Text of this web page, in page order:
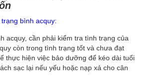
bình acquy:
acquy, cần phải kiểm tra tình trạng của
còn trong tình trạng tốt và chưa đạt
thực hiện việc bảo dưỡng để kéo dài tuổi
sạc lại nếu yếu hoặc nạp xả cho cân